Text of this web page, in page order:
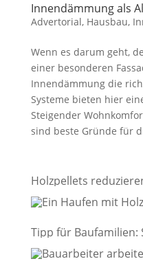
Innendämmung als
Advertorial, Hausbau,
Wenn es darum geht,
einer besonderen
Innendämmung die
Systeme bieten hier
Steigender
sind beste Gründe für
Holzpellets
Tipp für